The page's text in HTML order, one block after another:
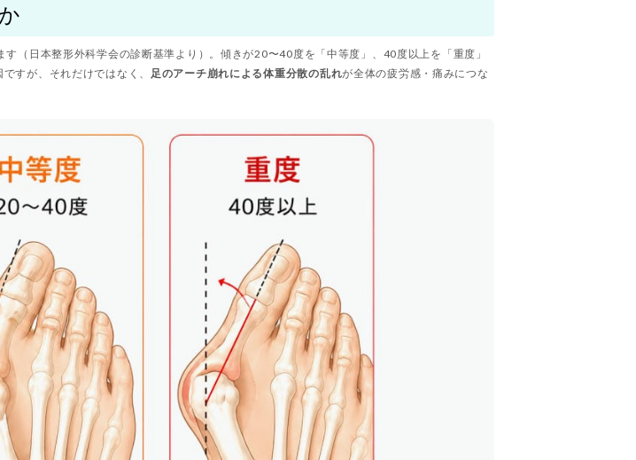
（日本整形外科学会の診断基準より）。傾きが20〜40度を「中等度」、40度以上を「重度」
すが、それだけではなく、 足のアーチ崩れによる体重分散の乱れが全体の疲労感・痛みにつな